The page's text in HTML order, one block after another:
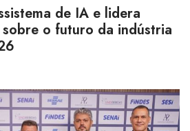
de IA e lidera
o futuro da indústria